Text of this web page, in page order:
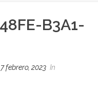
B3A1-
7 febrero, 2023 In